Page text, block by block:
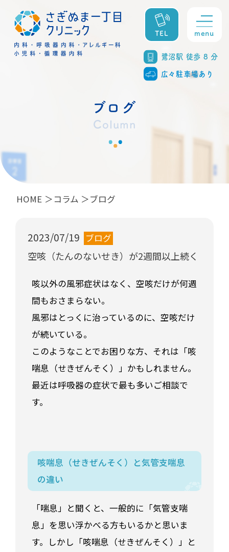
TEL
鷺沼駅 徒歩 8 分
広々駐車場あり
menu
ブログ
Column
HOME コラム ブログ
2023/07/19 ブログ
空咳（たんのないせき）が2週間以上続く
咳以外の風邪症状はなく、空咳だけが何週
間もおさまらない。
風邪はとっくに治っているのに、空咳だけ
が続いている。
このようなことでお困りな方、それは「咳
喘息（せきぜんそく）」かもしれません。
最近は呼吸器の症状で最も多いご相談で
す。
咳喘息（せきぜんそく）と気管支喘息
の違い
「喘息」と聞くと、一般的に「気管支喘
息」を思い浮かべる方もいるかと思いま
す。しかし「咳喘息（せきぜんそく）」と